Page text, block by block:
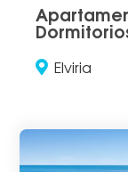
Elviria